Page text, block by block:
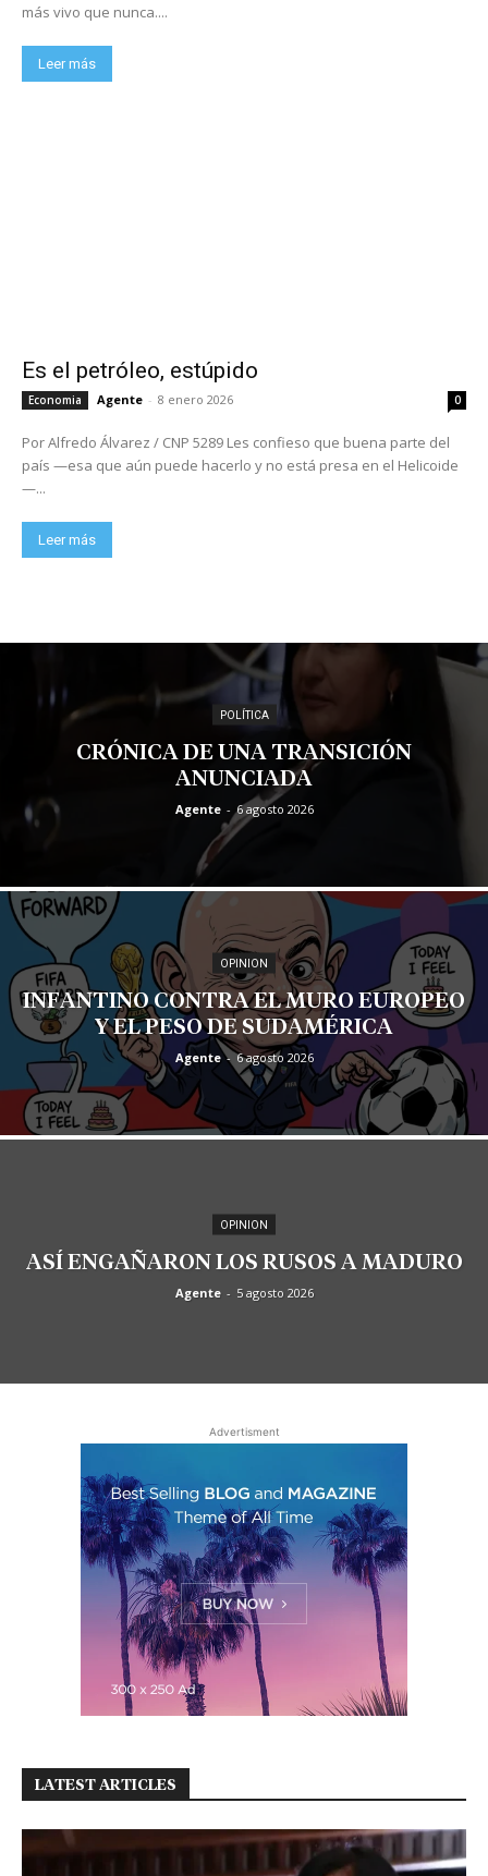
más vivo que nunca....
Leer más
Es el petróleo, estúpido
Economia Agente - 8 enero 2026 0
Por Alfredo Álvarez / CNP 5289 Les confieso que buena parte del
país —esa que aún puede hacerlo y no está presa en el Helicoide
—...
Leer más
POLÍTICA
CRÓNICA DE UNA TRANSICIÓN
ANUNCIADA
Agente - 6 agosto 2026
OPINION
INFANTINO CONTRA EL MURO EUROPEO
Y EL PESO DE SUDAMÉRICA
Agente - 6 agosto 2026
OPINION
ASÍ ENGAÑARON LOS RUSOS A MADURO
Agente - 5 agosto 2026
Advertisment
LATEST ARTICLES